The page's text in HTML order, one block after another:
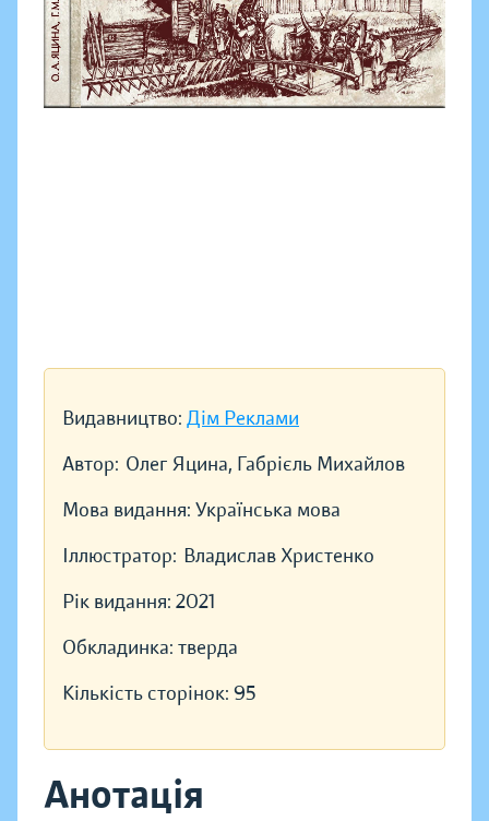
Видавництво: Дім Реклами
Автор: Олег Яцина, Габрієль Михайлов
Мова видання: Українська мова
Іллюстратор: Владислав Христенко
Рік видання: 2021
Обкладинка: тверда
Кількість сторінок: 95
Анотація